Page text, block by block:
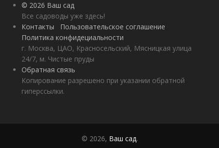
© 2026 Ваш сад
Все садоводы уже здесь!
Контакты
Пользовательское соглашение
Политика конфидециальности
г. Москва, ЦАО, Красносельский, Мясницкая улица
24/7, м. Чистые пруды
Обратная связь
Копирование разрешено при указании обратной
гиперссылки.
© 2026, Ваш сад.